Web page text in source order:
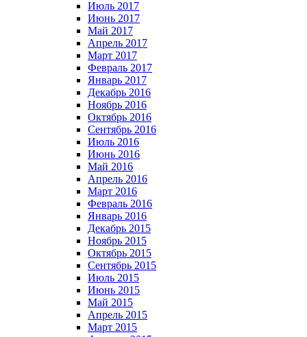
Июль 2017
Июнь 2017
Май 2017
Апрель 2017
Март 2017
Февраль 2017
Январь 2017
Декабрь 2016
Ноябрь 2016
Октябрь 2016
Сентябрь 2016
Июль 2016
Июнь 2016
Май 2016
Апрель 2016
Март 2016
Февраль 2016
Январь 2016
Декабрь 2015
Ноябрь 2015
Октябрь 2015
Сентябрь 2015
Июль 2015
Июнь 2015
Май 2015
Апрель 2015
Март 2015